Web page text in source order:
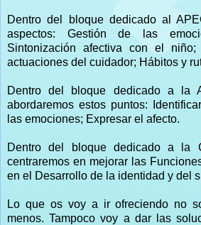
Dentro del bloque dedicado al
aspectos: Gestión de las
Sintonización afectiva con el
actuaciones del cuidador; Hábitos y
Dentro del bloque dedicado a la
abordaremos estos puntos:
las emociones; Expresar el afecto.
Dentro del bloque dedicado a la
centraremos en mejorar las
en el Desarrollo de la identidad y del
Lo que os voy a ir ofreciendo no
menos. Tampoco voy a dar las